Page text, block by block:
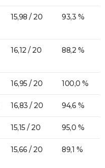
15,98 / 20 93,3 %
16,12 / 20 88,2 %
16,95 / 20 100,0 %
16,83 / 20 94,6 %
15,15 / 20 95,0 %
15,66 / 20 89,1 %